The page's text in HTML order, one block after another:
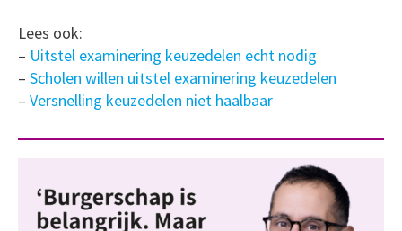
Lees ook:
– Uitstel examinering keuzedelen echt nodig
– Scholen willen uitstel examinering keuzedelen
– Versnelling keuzedelen niet haalbaar